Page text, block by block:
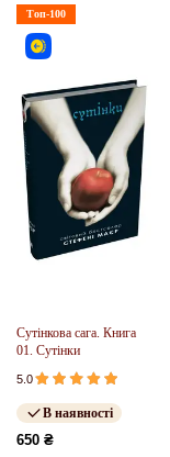
Топ-100
Сутінкова сага. Книга
01. Сутінки
5.0
В наявності
650 ₴